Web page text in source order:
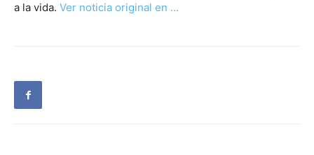
a la vida. Ver noticia original en …